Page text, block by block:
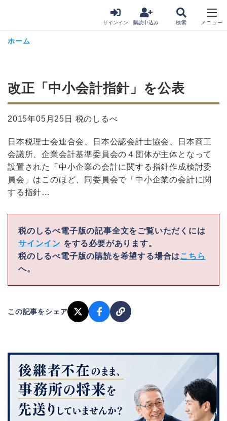
サインイン 購読申込み
ホーム
改正「中小会計指針」を公表
2015年05月25日 税のしるべ
日本税理士会連合会、日本公認会計士協会、日本商工
会議所、企業会計基準委員会の４団体が主体となって
設置された「中小企業の会計に関する指針作成検討委
員会」はこのほど、同委員会で「中小企業の会計に関
する指針…
税のしるべ電子版の記事全文をご覧いただくには
サインイン をする必要があります。
税のしるべ電子版の購読を希望する場合は こちら
へ。
この記事をシェア